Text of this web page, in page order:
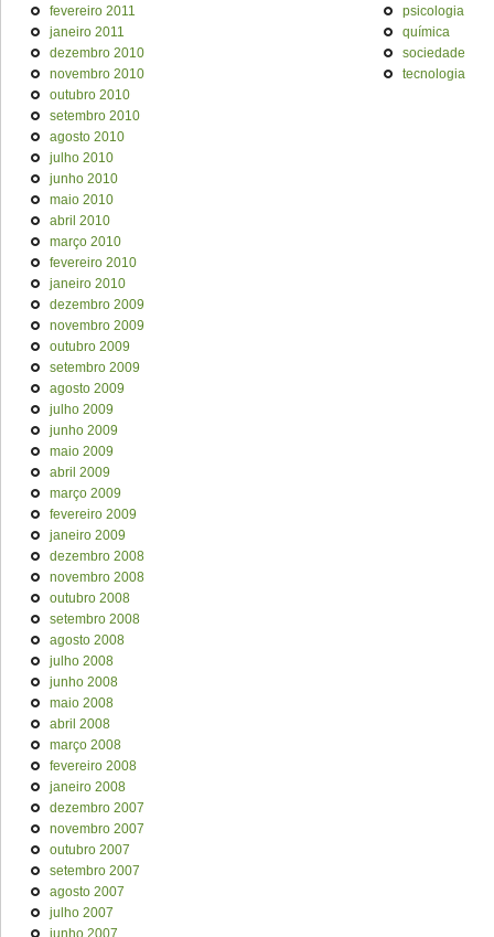
fevereiro 2011
janeiro 2011
dezembro 2010
novembro 2010
outubro 2010
setembro 2010
agosto 2010
julho 2010
junho 2010
maio 2010
abril 2010
março 2010
fevereiro 2010
janeiro 2010
dezembro 2009
novembro 2009
outubro 2009
setembro 2009
agosto 2009
julho 2009
junho 2009
maio 2009
abril 2009
março 2009
fevereiro 2009
janeiro 2009
dezembro 2008
novembro 2008
outubro 2008
setembro 2008
agosto 2008
julho 2008
junho 2008
maio 2008
abril 2008
março 2008
fevereiro 2008
janeiro 2008
dezembro 2007
novembro 2007
outubro 2007
setembro 2007
agosto 2007
julho 2007
junho 2007
psicologia
química
sociedade
tecnologia